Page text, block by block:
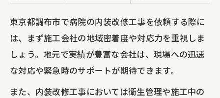
東京都調布市で病院の内装改修工事を依頼する際に
は、まず施工会社の地域密着度や対応力を重視しま
しょう。地元で実績が豊富な会社は、現場への迅速
な対応や緊急時のサポートが期待できます。
また、内装改修工事においては衛生管理や施工中の